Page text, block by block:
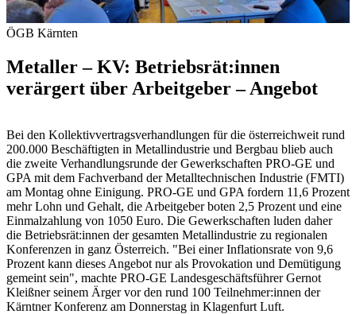
ÖGB Kärnten
Metaller – KV: Betriebsrät:innen
verärgert über Arbeitgeber – Angebot
Bei den Kollektivvertragsverhandlungen für die österreichweit rund
200.000 Beschäftigten in Metallindustrie und Bergbau blieb auch
die zweite Verhandlungsrunde der Gewerkschaften PRO-GE und
GPA mit dem Fachverband der Metalltechnischen Industrie (FMTI)
am Montag ohne Einigung. PRO-GE und GPA fordern 11,6 Prozent
mehr Lohn und Gehalt, die Arbeitgeber boten 2,5 Prozent und eine
Einmalzahlung von 1050 Euro. Die Gewerkschaften luden daher
die Betriebsrät:innen der gesamten Metallindustrie zu regionalen
Konferenzen in ganz Österreich. "Bei einer Inflationsrate von 9,6
Prozent kann dieses Angebot nur als Provokation und Demütigung
gemeint sein", machte PRO-GE Landesgeschäftsführer Gernot
Kleißner seinem Ärger vor den rund 100 Teilnehmer:innen der
Kärntner Konferenz am Donnerstag in Klagenfurt Luft.